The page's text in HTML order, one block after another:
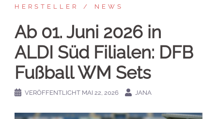
HERSTELLER
NEWS
Ab 01. Juni 2026 in
ALDI Süd Filialen: DFB
Fußball WM Sets
VERÖFFENTLICHT MAI 22, 2026 JANA